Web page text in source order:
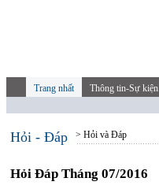
Trang nhất Thông tin-Sự kiện
Hỏi - Đáp > Hỏi và Đáp
Hỏi Đáp Tháng 07/2016